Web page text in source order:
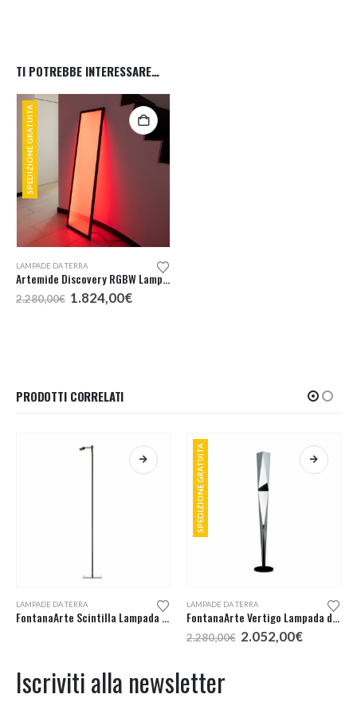
TI POTREBBE INTERESSARE…
SPEDIZIONE GRATUITA
LAMPADE DA TERRA
Artemide Discovery RGBW Lampada da Terra
2.280,00€ Il
prezzo
1.824,00€Il
PRODOTTI CORRELATI
LAMPADE DA TERRA
FontanaArte Scintilla Lampada Terra
SPEDIZIONE GRATUITA
LAMPADE DA TERRA
FontanaArte Vertigo Lampada da Terra LED
2.280,00€ Il
prezzo
2.052,00€Il
Iscriviti alla newsletter